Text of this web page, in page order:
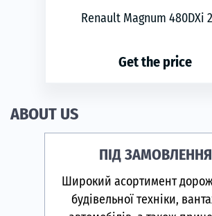
Renault Magnum 480DXi
Get the price
ABOUT US
ПІД ЗАМОВЛЕННЯ
Широкий асортимент
будівельної техніки,